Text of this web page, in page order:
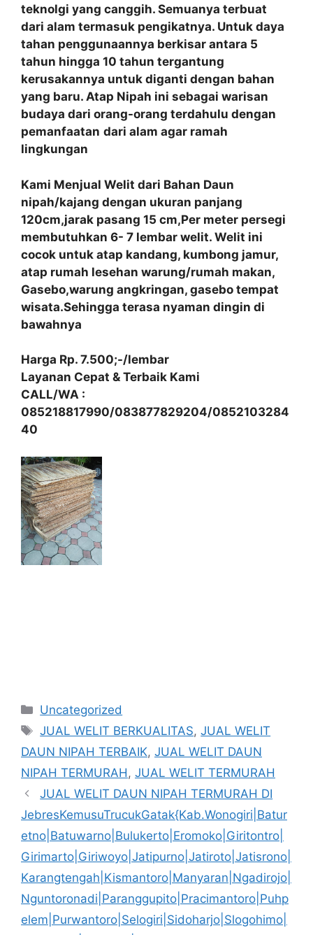
teknolgi yang canggih. Semuanya terbuat
dari alam termasuk pengikatnya. Untuk daya
tahan penggunaannya berkisar antara 5
tahun hingga 10 tahun tergantung
kerusakannya untuk diganti dengan bahan
yang baru. Atap Nipah ini sebagai warisan
budaya dari orang-orang terdahulu dengan
pemanfaatan dari alam agar ramah
lingkungan
Kami Menjual Welit dari Bahan Daun
nipah/kajang dengan ukuran panjang
120cm,jarak pasang 15 cm,Per meter persegi
membutuhkan 6- 7 lembar welit. Welit ini
cocok untuk atap kandang, kumbong jamur,
atap rumah lesehan warung/rumah makan,
Gasebo,warung angkringan, gasebo tempat
wisata.Sehingga terasa nyaman dingin di
bawahnya
Harga Rp. 7.500;-/lembar
Layanan Cepat & Terbaik Kami
CALL/WA :
085218817990/083877829204/0852103284
40
Kategori
Uncategorized
Tag
JUAL WELIT BERKUALITAS,JUAL WELIT
DAUN NIPAH TERBAIK, JUAL WELIT DAUN
NIPAH TERMURAH, JUAL WELIT TERMURAH
JUAL WELIT DAUN NIPAH TERMURAH DI
JebresKemusuTrucukGatak{Kab.Wonogiri|Batur
etno|Batuwarno|Bulukerto|Eromoko|Giritontro|
Girimarto|Giriwoyo|Jatipurno|Jatiroto|Jatisrono|
Karangtengah|Kismantoro|Manyaran|Ngadirojo|
Nguntoronadi|Paranggupito|Pracimantoro|Puhp
elem|Purwantoro|Selogiri|Sidoharjo|Slogohimo|